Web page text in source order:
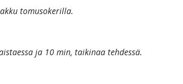
tomusokerilla.
ja 10 min, taikinaa tehdessä.